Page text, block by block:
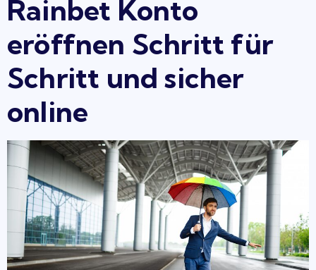
Rainbet Konto
eröffnen Schritt für
Schritt und sicher
online